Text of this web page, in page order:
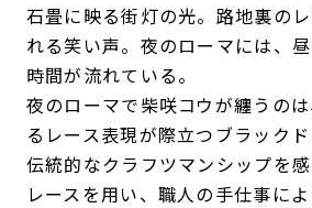
石畳に映る街灯の光。路地裏の
れる笑い声。夜のローマには、
時間が流れている。
夜のローマで柴咲コウが纏うの
るレース表現が際立つブラック
伝統的なクラフツマンシップを
レースを用い、職人の手仕事によ